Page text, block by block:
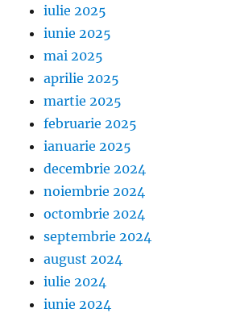
iulie 2025
iunie 2025
mai 2025
aprilie 2025
martie 2025
februarie 2025
ianuarie 2025
decembrie 2024
noiembrie 2024
octombrie 2024
septembrie 2024
august 2024
iulie 2024
iunie 2024